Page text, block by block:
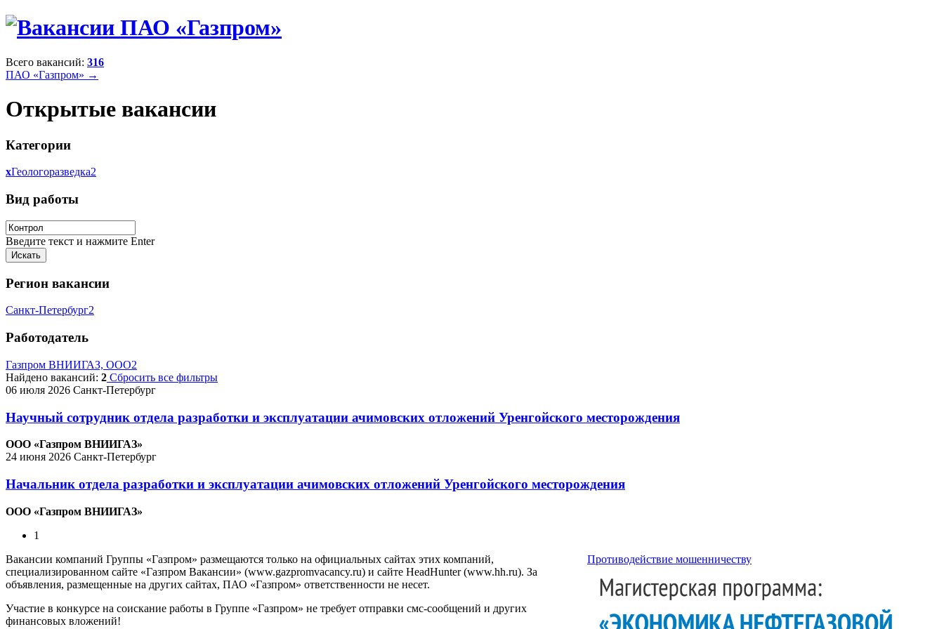
Всего вакансий: 316
ПАО «Газпром» →
Открытые вакансии
Категории
xГеологоразведка2
Вид работы
Введите текст и нажмите Enter
Регион вакансии
Санкт-Петербург2
Работодатель
Газпром ВНИИГАЗ, ООО2
Найдено вакансий: 2 Сбросить все фильтры
06 июля 2026 Санкт-Петербург
Научный сотрудник отдела разработки и эксплуатации ачимовских отложений Уренгойского месторождения
ООО «Газпром ВНИИГАЗ»
24 июня 2026 Санкт-Петербург
Начальник отдела разработки и эксплуатации ачимовских отложений Уренгойского месторождения
ООО «Газпром ВНИИГАЗ»
1
Противодействие мошенничеству
Вакансии компаний Группы «Газпром» размещаются только на официальных сайтах этих компаний,
специализированном сайте «Газпром Вакансии» (www.gazpromvacancy.ru) и сайте HeadHunter (www.hh.ru). За
объявления, размещенные на других сайтах, ПАО «Газпром» ответственности не несет.
Участие в конкурсе на соискание работы в Группе «Газпром» не требует отправки смс-сообщений и других
финансовых вложений!